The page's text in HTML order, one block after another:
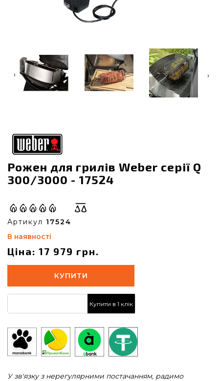
‹ ›
Рожен для грилів Weber серії Q
300/3000 - 17524
Артикул 17524
В наявності
Ціна: 17 979 грн.
КУПИТИ
Купити в 1 клік
У зв'язку з нерегулярними постачанням, радимо